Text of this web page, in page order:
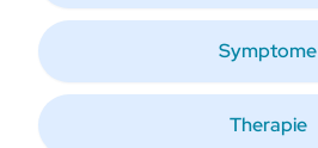
Symptome
Therapie